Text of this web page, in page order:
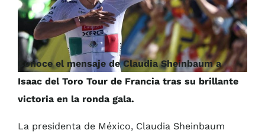
Conoce el mensaje de Claudia Sheinbaum a
Isaac del Toro Tour de Francia tras su brillante
victoria en la ronda gala.
La presidenta de México, Claudia Sheinbaum